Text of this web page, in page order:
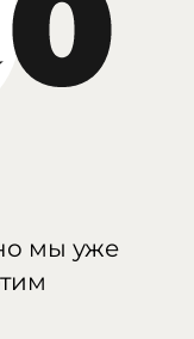
мы уже